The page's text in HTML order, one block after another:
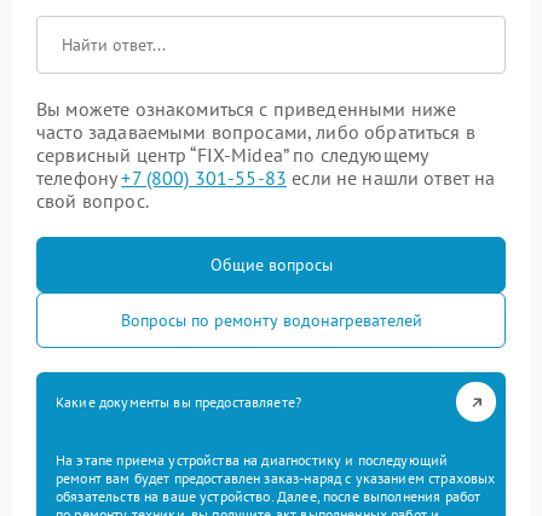
Вы можете ознакомиться с приведенными ниже
часто задаваемыми вопросами, либо обратиться в
сервисный центр “FIX-Midea” по следующему
телефону+7 (800) 301-55-83 если не нашли ответ на
свой вопрос.
Общие вопросы
Вопросы по ремонту водонагревателей
Какие документы вы предоставляете?
На этапе приема устройства на диагностику и последующий
ремонт вам будет предоставлен заказ-наряд с указанием страховых
обязательств на ваше устройство. Далее, после выполнения работ